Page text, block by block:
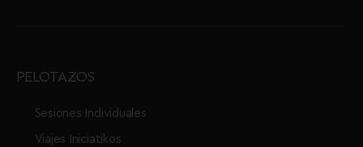
PELOTAZOS
Sesiones Individuales
Viajes Iniciatikos